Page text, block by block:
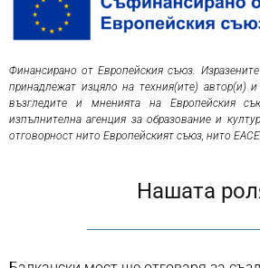
Финансирано от Европейския съюз.
принадлежат изцяло на техния(ите) автор(и)
възгледите и мненията на Европейския
изпълнителна агенция за образование и
отговорност нито Европейският съюз, нито
Нашата